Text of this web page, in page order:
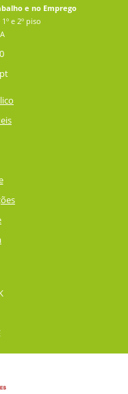
e no Emprego
e 2º piso